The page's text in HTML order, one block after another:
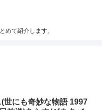
めて紹介します。
(世にも奇妙な物語 1997